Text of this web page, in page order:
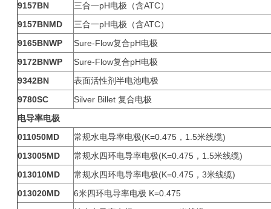
9157BN
三合一pH电极（含ATC）
9157BNMD
三合一pH电极（含ATC）
9165BNWP
Sure-Flow复合pH电极
9172BNWP
Sure-Flow复合pH电极
9342BN
表面活性剂半电池电极
9780SC
Silver Billet 复合电极
电导率电极
011050MD
常规水电导率电极(K=0.475，1.5米线缆)
013005MD
常规水四环电导率电极(K=0.475，1.5米线缆)
013010MD
常规水四环电导率电极(K=0.475，3米线缆)
013020MD
6米四环电导率电极 K=0.475